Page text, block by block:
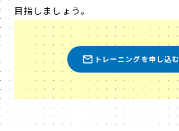
目指しましょう。
トレーニングを申し込む